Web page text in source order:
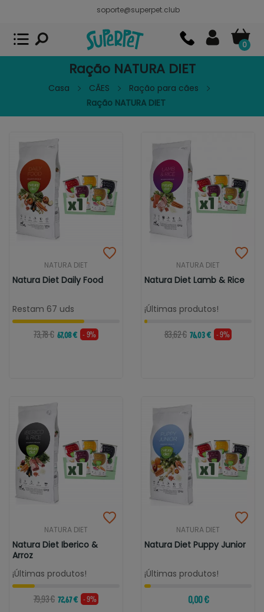
soporte@superpet.club
0
Ração NATURA DIET
Casa CÃES
Ração para cães
Ração NATURA DIET
NATURA DIET
Natura Diet Daily Food
Restam 67 uds
73,78 € 67,08 € - 9%
NATURA DIET
Natura Diet Lamb & Rice
¡Últimas produtos!
83,62 € 76,03 € - 9%
NATURA DIET
Natura Diet Iberico &
Arroz
¡Últimas produtos!
79,93 € 72,67 € - 9%
NATURA DIET
Natura Diet Puppy Junior
¡Últimas produtos!
0,00 €
Superpet, comida para mascotas
APP GRATIS - En Google Play